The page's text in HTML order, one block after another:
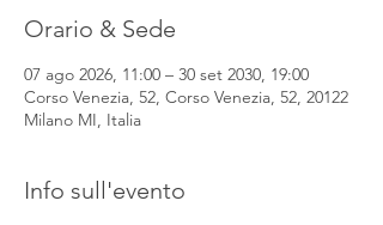
Orario & Sede
07 ago 2026, 11:00 – 30 set 2030, 19:00
Corso Venezia, 52, Corso Venezia, 52, 20122
Milano MI, Italia
Info sull'evento